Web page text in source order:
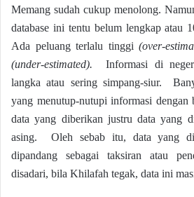
Memang sudah cukup menolong.
database ini tentu belum lengkap atau
Ada peluang terlalu tinggi(over-
(under-estimated). Informasi di
langka atau sering simpang-siur.
yang menutup-nutupi informasi
data yang diberikan justru data yang
asing. Oleh sebab itu, data yang
dipandang sebagai taksiran atau
disadari, bila Khilafah tegak, data ini